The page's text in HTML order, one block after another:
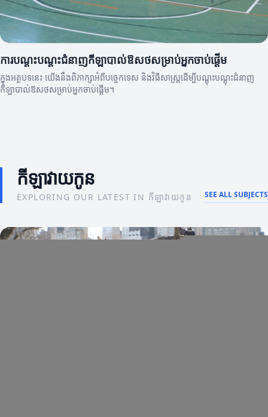
ការបណ្តុះបណ្ដុះជំនាញកីឡាបាល់ឱសថសម្រាប់អ្នកចាប់ផ្តើម
ក្នុងអត្ថបទនេះ យើងនឹងពិភាក្សាអំពីបច្ចេកទេស និងវិធីសាស្ត្រដើម្បីបណ្តុះបណ្ដុះជំនាញ
កីឡាបាល់ឱសថសម្រាប់អ្នកចាប់ផ្តើម។
កីឡាវាយកូន
EXPLORING OUR LATEST IN កីឡាវាយកូន SEE ALL SUBJECTS